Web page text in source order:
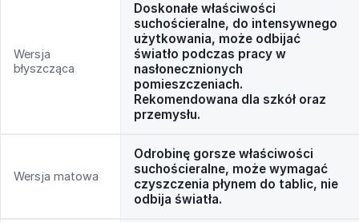
Wersja
błyszcząca
Doskonałe właściwości
suchościeralne, do intensywnego
użytkowania, może odbijać
światło podczas pracy w
nasłonecznionych
pomieszczeniach.
Rekomendowana dla szkół oraz
przemysłu.
Wersja matowa
Odrobinę gorsze właściwości
suchościeralne, może wymagać
czyszczenia płynem do tablic, nie
odbija światła.